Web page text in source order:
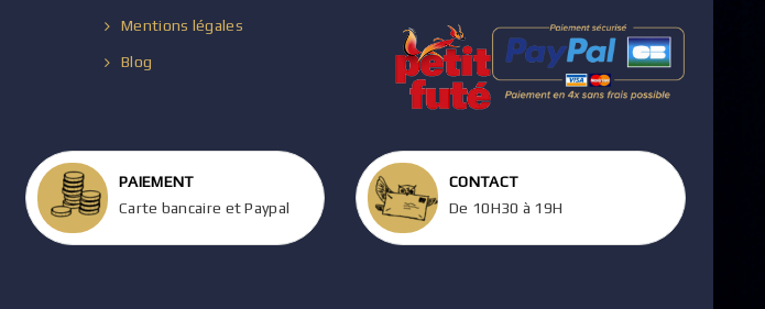
Mentions légales
Blog
PAIEMENT
Carte bancaire et Paypal
CONTACT
De 10H30 à 19H